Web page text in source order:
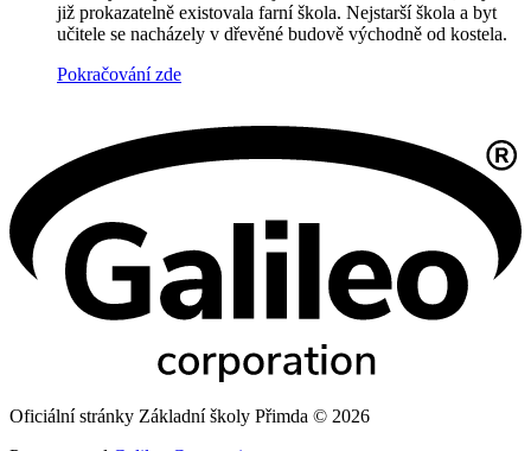
již prokazatelně existovala farní škola. Nejstarší škola a byt
učitele se nacházely v dřevěné budově východně od kostela.
Pokračování zde
Oficiální stránky Základní školy Přimda © 2026